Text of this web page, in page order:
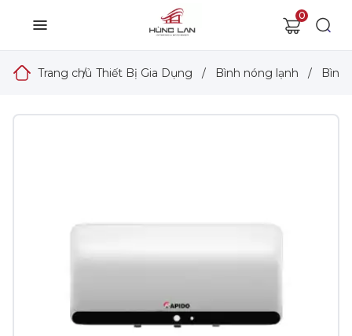
0
Trang chủ
/ Thiết Bị Gia Dụng / Bình nóng lạnh / Bình